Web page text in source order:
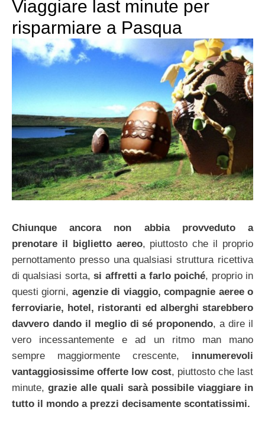
Viaggiare last minute per
risparmiare a Pasqua
Chiunque ancora non abbia provveduto a
prenotare il biglietto aereo, piuttosto che il proprio
pernottamento presso una qualsiasi struttura ricettiva
di qualsiasi sorta,si affretti a farlo poiché, proprio in
questi giorni, agenzie di viaggio, compagnie aeree o
ferroviarie, hotel, ristoranti ed alberghi starebbero
davvero dando il meglio di sé proponendo, a dire il
vero incessantemente e ad un ritmo man mano
sempre maggiormente crescente, innumerevoli
vantaggiosissime offerte low cost, piuttosto che last
minute,grazie alle quali sarà possibile viaggiare in
tutto il mondo a prezzi decisamente scontatissimi.